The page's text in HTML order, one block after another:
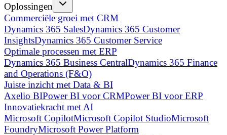
Oplossingen
Commerciële groei met CRM
Dynamics 365 SalesDynamics 365 Customer
InsightsDynamics 365 Customer Service
Optimale processen met ERP
Dynamics 365 Business CentralDynamics 365 Finance
and Operations (F&O)
Juiste inzicht met Data & BI
Axelio BIPower BI voor CRMPower BI voor ERP
Innovatiekracht met AI
Microsoft CopilotMicrosoft Copilot StudioMicrosoft
FoundryMicrosoft Power Platform